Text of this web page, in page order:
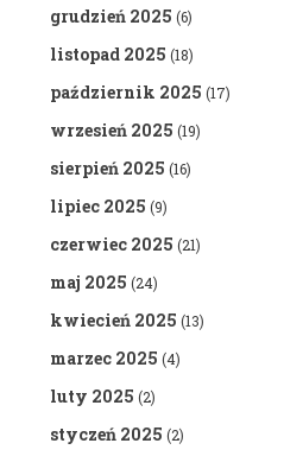
grudzień 2025 (6)
listopad 2025 (18)
październik 2025 (17)
wrzesień 2025 (19)
sierpień 2025 (16)
lipiec 2025 (9)
czerwiec 2025 (21)
maj 2025 (24)
kwiecień 2025 (13)
marzec 2025 (4)
luty 2025 (2)
styczeń 2025 (2)